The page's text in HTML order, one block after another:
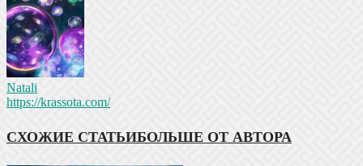
Natali
https://krassota.com/
СХОЖИЕ СТАТЬИБОЛЬШЕ ОТ АВТОРА